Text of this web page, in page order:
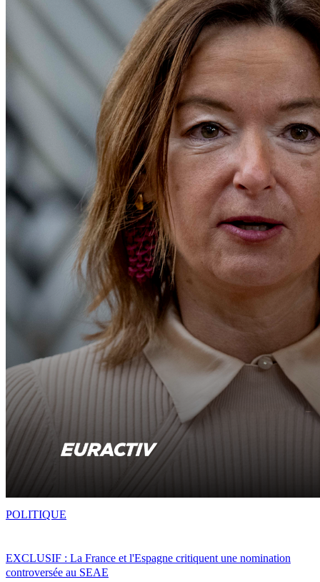
EXCLUSIF : La France et l'Espagne critiquent une nomination
controversée au SEAE
POLITIQUE